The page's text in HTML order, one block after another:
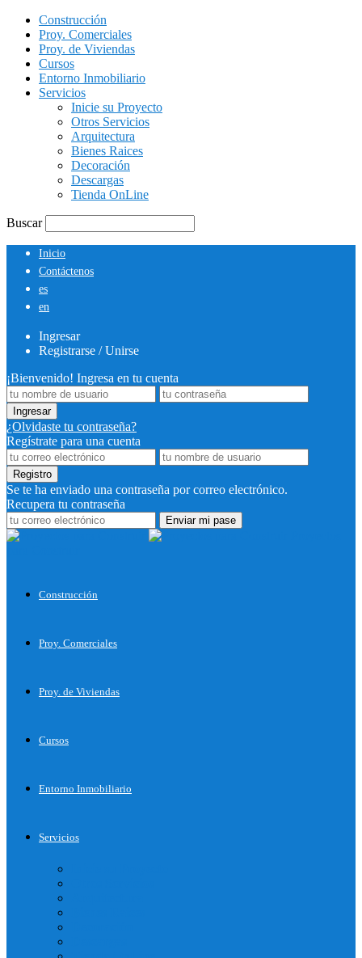
Construcción
Proy. Comerciales
Proy. de Viviendas
Cursos
Entorno Inmobiliario
Servicios
Inicie su Proyecto
Otros Servicios
Arquitectura
Bienes Raices
Decoración
Descargas
Tienda OnLine
Buscar
Inicio
Contáctenos
es
en
Ingresar
Registrarse / Unirse
¡Bienvenido! Ingresa en tu cuenta
¿Olvidaste tu contraseña?
Regístrate para una cuenta
Se te ha enviado una contraseña por correo electrónico.
Recupera tu contraseña
Construcción
Proy. Comerciales
Proy. de Viviendas
Cursos
Entorno Inmobiliario
Servicios